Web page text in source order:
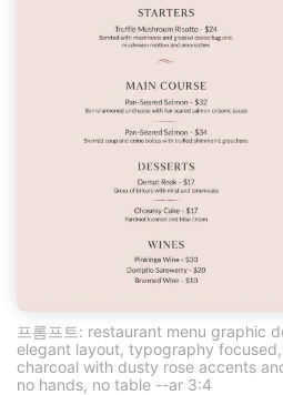
프롬프트: restaurant menu graphic
elegant layout, typography
charcoal with dusty rose accents
no hands, no table --ar 3:4